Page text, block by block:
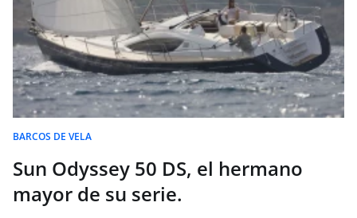
BARCOS DE VELA
Sun Odyssey 50 DS, el hermano
mayor de su serie.